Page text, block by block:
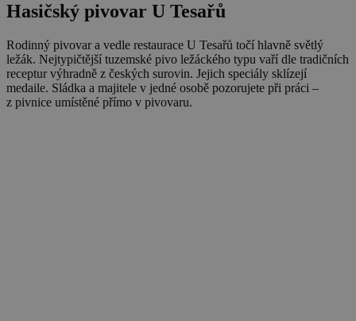
Hasičský pivovar U Tesařů
Rodinný pivovar a vedle restaurace U Tesařů točí hlavně světlý
ležák. Nejtypičtější tuzemské pivo ležáckého typu vaří dle tradičních
receptur výhradně z českých surovin. Jejich speciály sklízejí
medaile. Sládka a majitele v jedné osobě pozorujete při práci –
z pivnice umístěné přímo v pivovaru.